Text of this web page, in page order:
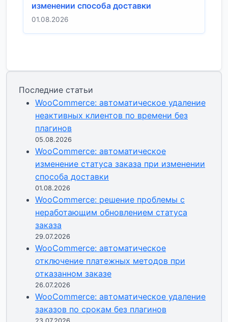
изменении способа доставки
01.08.2026
Последние статьи
WooCommerce: автоматическое удаление
неактивных клиентов по времени без
плагинов
05.08.2026
WooCommerce: автоматическое
изменение статуса заказа при изменении
способа доставки
01.08.2026
WooCommerce: решение проблемы с
неработающим обновлением статуса
заказа
29.07.2026
WooCommerce: автоматическое
отключение платежных методов при
отказанном заказе
26.07.2026
WooCommerce: автоматическое удаление
заказов по срокам без плагинов